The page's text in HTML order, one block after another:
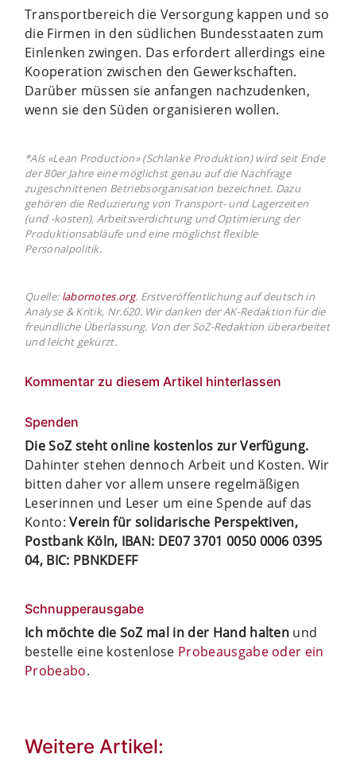
Transportbereich die Versorgung kappen und so
die Firmen in den südlichen Bundesstaaten zum
Einlenken zwingen. Das erfordert allerdings eine
Kooperation zwischen den Gewerkschaften.
Darüber müssen sie anfangen nachzudenken,
wenn sie den Süden organisieren wollen.
*Als «Lean Production» (Schlanke Produktion) wird seit Ende
der 80er Jahre eine möglichst genau auf die Nachfrage
zugeschnittenen Betriebsorganisation bezeichnet. Dazu
gehören die Reduzierung von Transport- und Lagerzeiten
(und -kosten), Arbeitsverdichtung und Optimierung der
Produktionsabläufe und eine möglichst flexible
Personalpolitik.
Quelle: labornotes.org. Erstveröffentlichung auf deutsch in
Analyse & Kritik, Nr.620. Wir danken der AK-Redaktion für die
freundliche Überlassung. Von der SoZ-Redaktion überarbeitet
und leicht gekürzt.
Kommentar zu diesem Artikel hinterlassen
Spenden
Die SoZ steht online kostenlos zur Verfügung.
Dahinter stehen dennoch Arbeit und Kosten. Wir
bitten daher vor allem unsere regelmäßigen
Leserinnen und Leser um eine Spende auf das
Konto:Verein für solidarische Perspektiven,
Postbank Köln, IBAN: DE07 3701 0050 0006 0395
04, BIC: PBNKDEFF
Schnupperausgabe
Ich möchte die SoZ mal in der Hand halten und
bestelle eine kostenlose Probeausgabe oder ein
Probeabo.
Weitere Artikel: